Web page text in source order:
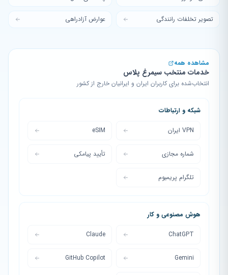
تصویر تخلفات رانندگی عوارض آزادراهی
مشاهده همه
خدمات منتخب سیمرغ پلاس
انتخاب‌شده برای کاربران ایران و ایرانیان خارج از کشور
شبکه و ارتباطات
VPN ایران eSIM
شماره مجازی تأیید پیامکی
تلگرام پریمیوم
هوش مصنوعی و کار
ChatGPT
Claude
Gemini
GitHub Copilot